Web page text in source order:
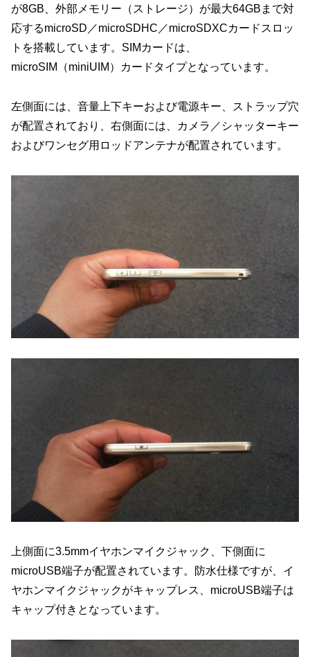
が8GB、外部メモリー（ストレージ）が最大64GBまで対
応するmicroSD／microSDHC／microSDXCカードスロッ
トを搭載しています。SIMカードは、
microSIM（miniUIM）カードタイプとなっています。
左側面には、音量上下キーおよび電源キー、ストラップ穴
が配置されており、右側面には、カメラ／シャッターキー
およびワンセグ用ロッドアンテナが配置されています。
上側面に3.5mmイヤホンマイクジャック、下側面に
microUSB端子が配置されています。防水仕様ですが、イ
ヤホンマイクジャックがキャップレス、microUSB端子は
キャップ付きとなっています。